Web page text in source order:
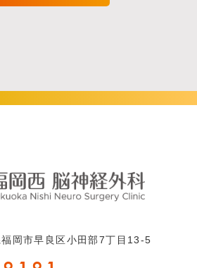
岡市早良区小田部7丁目13-5